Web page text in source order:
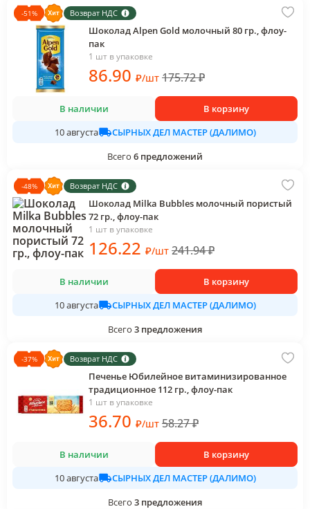
-51% Возврат НДС
Шоколад Alpen Gold молочный 80 гр., флоу-
пак
1 шт в упаковке
86.90 ₽/шт 175.72₽
В наличии
В корзину
10 августа
СЫРНЫХ ДЕЛ МАСТЕР (ДАЛИМО)
Всего 6 предложений
-48% Возврат НДС
Шоколад Milka Bubbles молочный пористый
72 гр., флоу-пак
1 шт в упаковке
126.22 ₽/шт 241.94₽
В наличии
В корзину
10 августа
СЫРНЫХ ДЕЛ МАСТЕР (ДАЛИМО)
Всего 3 предложения
-37% Возврат НДС
Печенье Юбилейное витаминизированное
традиционное 112 гр., флоу-пак
1 шт в упаковке
36.70 ₽/шт 58.27₽
В наличии
В корзину
10 августа
СЫРНЫХ ДЕЛ МАСТЕР (ДАЛИМО)
Всего 3 предложения